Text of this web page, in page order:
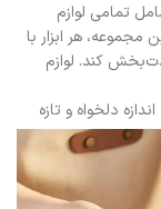
تمامی لوازم
هر ابزار با
کند. لوازم
دلخواه و تازه